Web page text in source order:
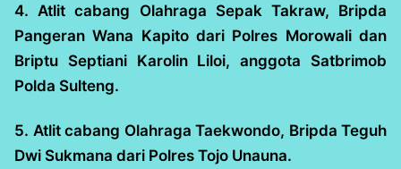
4. Atlit cabang Olahraga Sepak Takraw, Bripda
Pangeran Wana Kapito dari Polres Morowali dan
Briptu Septiani Karolin Liloi, anggota Satbrimob
Polda Sulteng.
5. Atlit cabang Olahraga Taekwondo, Bripda Teguh
Dwi Sukmana dari Polres Tojo Unauna.